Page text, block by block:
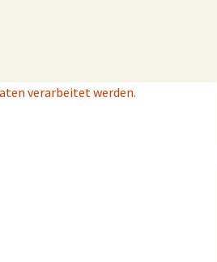
verarbeitet werden.